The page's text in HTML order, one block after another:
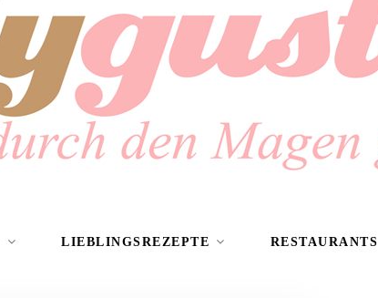
LIEBLINGSREZEPTE RESTAURANTS